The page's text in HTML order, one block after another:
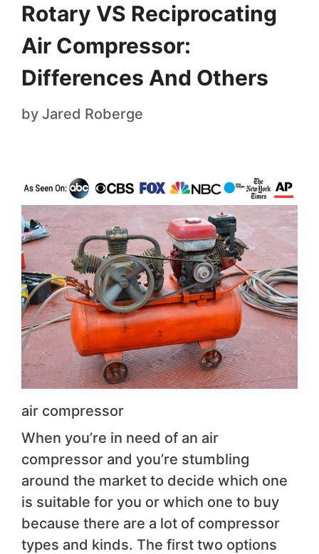
Rotary VS Reciprocating
Air Compressor:
Differences And Others
by Jared Roberge
air compressor
When you’re in need of an air
compressor and you’re stumbling
around the market to decide which one
is suitable for you or which one to buy
because there are a lot of compressor
types and kinds. The first two options